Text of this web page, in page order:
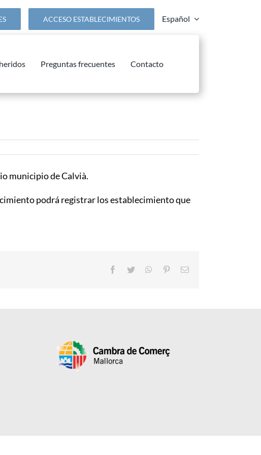
ACCESO ESTABLECIMIENTOS Español
Preguntas frecuentes Contacto
municipio de Calvià.
podrá registrar los establecimiento que
Facebook
Twitter WhatsApp
PinterestCorreo